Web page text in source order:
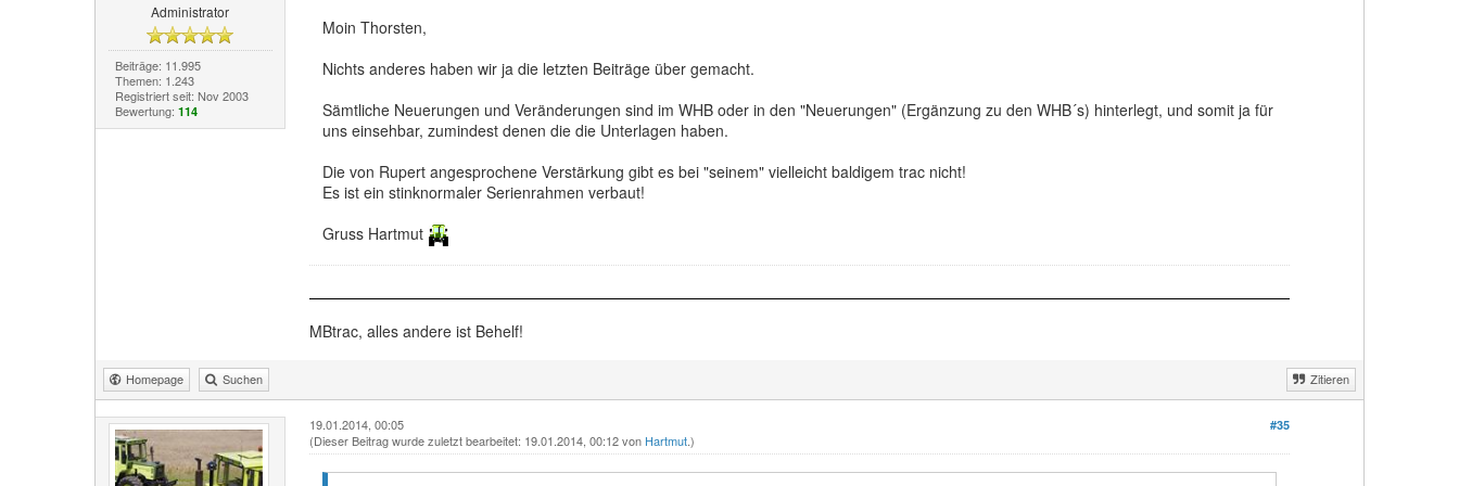
Administrator
Beiträge: 11.995
Themen: 1.243
Registriert seit: Nov 2003
Bewertung: 114
Moin Thorsten,
Nichts anderes haben wir ja die letzten Beiträge über gemacht.
Sämtliche Neuerungen und Veränderungen sind im WHB oder in den "Neuerungen" (Ergänzung zu den WHB´s) hinterlegt, und somit ja für
uns einsehbar, zumindest denen die die Unterlagen haben.
Die von Rupert angesprochene Verstärkung gibt es bei "seinem" vielleicht baldigem trac nicht!
Es ist ein stinknormaler Serienrahmen verbaut!
Gruss Hartmut
MBtrac, alles andere ist Behelf!
Homepage Suchen Zitieren
#35
19.01.2014, 00:05
(Dieser Beitrag wurde zuletzt bearbeitet: 19.01.2014, 00:12 von Hartmut.)